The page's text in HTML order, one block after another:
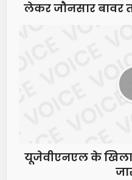
लेकर जौनसार
यूजेवीएनएल के